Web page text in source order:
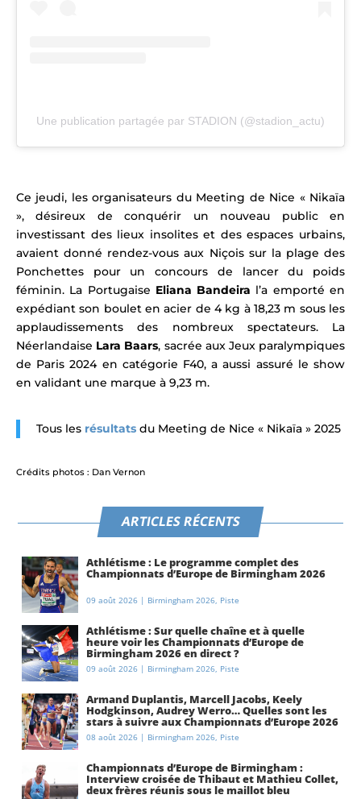
Une publication partagée par STADION (@stadion_actu)
Ce jeudi, les organisateurs du Meeting de Nice « Nikaïa
», désireux de conquérir un nouveau public en
investissant des lieux insolites et des espaces urbains,
avaientdonné rendez-vous aux Niçois sur la plage des
Ponchettes pour un concours de lancer du poids
féminin. La Portugaise Eliana Bandeira l’a emporté en
expédiant son boulet en acier de 4 kg à 18,23 m sous les
applaudissements des nombreux spectateurs. La
Néerlandaise Lara Baars, sacrée aux Jeux paralympiques
de Paris 2024 en catégorie F40,a aussi assuré le show
en validant une marque à 9,23 m.
Tous les résultats du Meeting de Nice « Nikaïa » 2025
Crédits photos : Dan Vernon
ARTICLES RÉCENTS
Athlétisme : Le programme complet des
Championnats d’Europe de Birmingham 2026
09 août 2026 | Birmingham 2026, Piste
Athlétisme : Sur quelle chaîne et à quelle
heure voir les Championnats d’Europe de
Birmingham 2026 en direct ?
09 août 2026 | Birmingham 2026, Piste
Armand Duplantis, Marcell Jacobs, Keely
Hodgkinson, Audrey Werro… Quelles sont les
stars à suivre aux Championnats d’Europe 2026
à Birmingham ?
08 août 2026 | Birmingham 2026, Piste
Championnats d’Europe de Birmingham :
Interview croisée de Thibaut et Mathieu Collet,
deux frères réunis sous le maillot bleu